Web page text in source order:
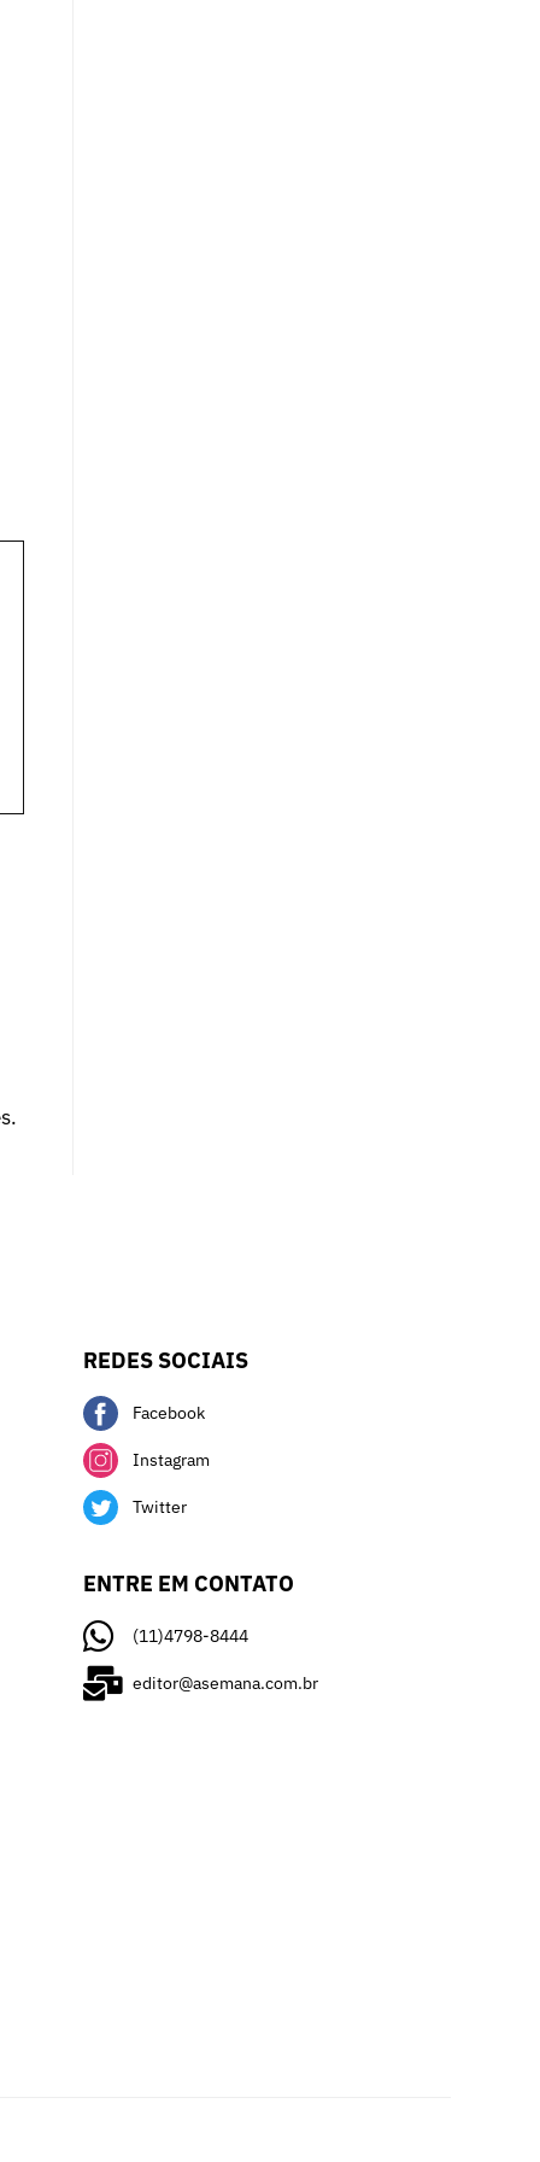
REDES SOCIAIS
Facebook
Instagram
Twitter
ENTRE EM CONTATO
(11)4798-8444
editor@asemana.com.br